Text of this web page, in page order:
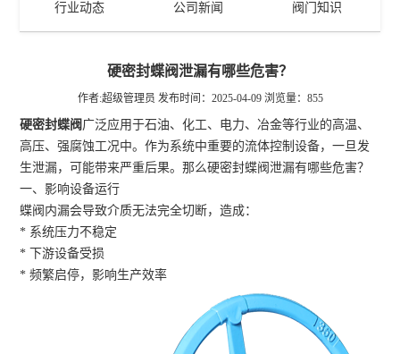
行业动态 公司新闻 阀门知识
硬密封蝶阀泄漏有哪些危害？
作者:超级管理员 发布时间：2025-04-09浏览量：855
硬密封蝶阀 广泛应用于石油、化工、电力、冶金等行业的高温、
高压、强腐蚀工况中。作为系统中重要的流体控制设备，一旦发
生泄漏，可能带来严重后果。那么硬密封蝶阀泄漏有哪些危害？
一、影响设备运行
蝶阀内漏会导致介质无法完全切断，造成：
* 系统压力不稳定
* 下游设备受损
* 频繁启停，影响生产效率